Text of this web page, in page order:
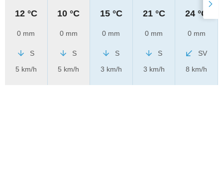
12 °C
0 mm
S
5 km/h
10 °C
0 mm
S
5 km/h
15 °C
0 mm
S
3 km/h
21 °C
0 mm
S
3 km/h
24 °C
0 mm
SV
8 km/h